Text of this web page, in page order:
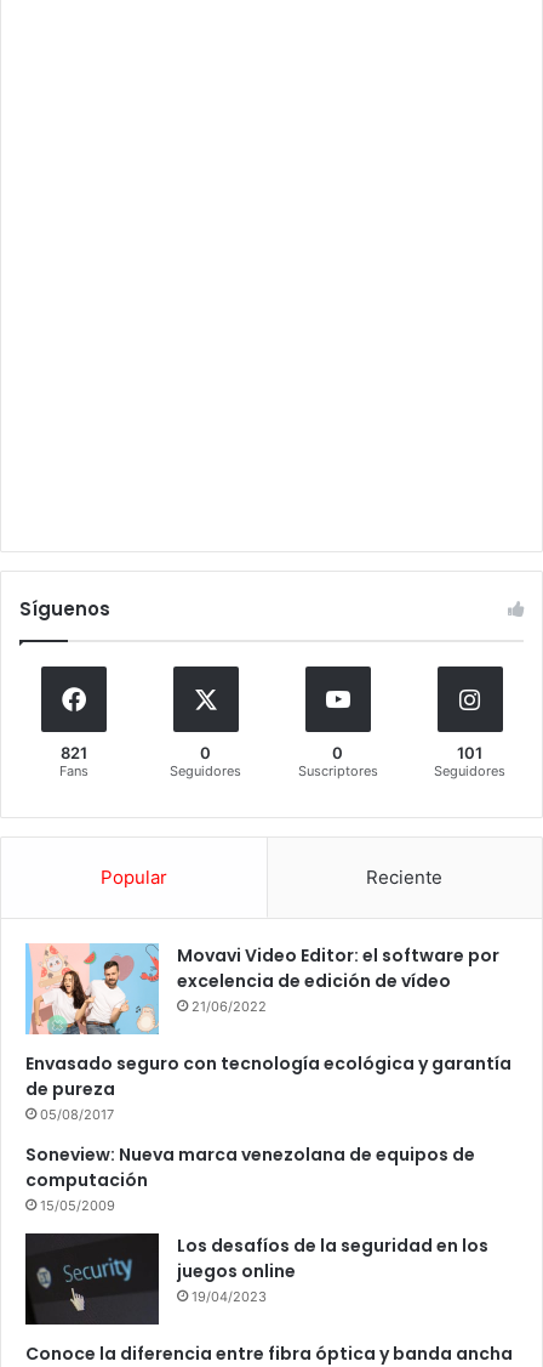
Síguenos
821
Fans
0
Seguidores
0
Suscriptores
101
Seguidores
Popular Reciente
Movavi Video Editor: el software por
excelencia de edición de vídeo
21/06/2022
Envasado seguro con tecnología ecológica y garantía
de pureza
05/08/2017
Soneview: Nueva marca venezolana de equipos de
computación
15/05/2009
Los desafíos de la seguridad en los
juegos online
19/04/2023
Conoce la diferencia entre fibra óptica y banda ancha